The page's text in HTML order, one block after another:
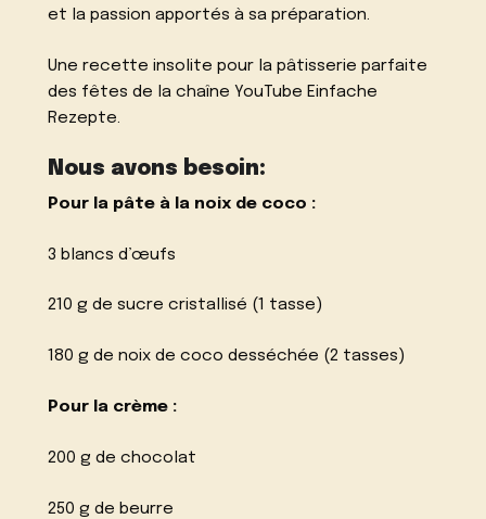
et la passion apportés à sa préparation.
Une recette insolite pour la pâtisserie parfaite
des fêtes de la chaîne YouTube Einfache
Rezepte.
Nous avons besoin:
Pour la pâte à la noix de coco :
3 blancs d’œufs
210 g de sucre cristallisé (1 tasse)
180 g de noix de coco desséchée (2 tasses)
Pour la crème :
200 g de chocolat
250 g de beurre